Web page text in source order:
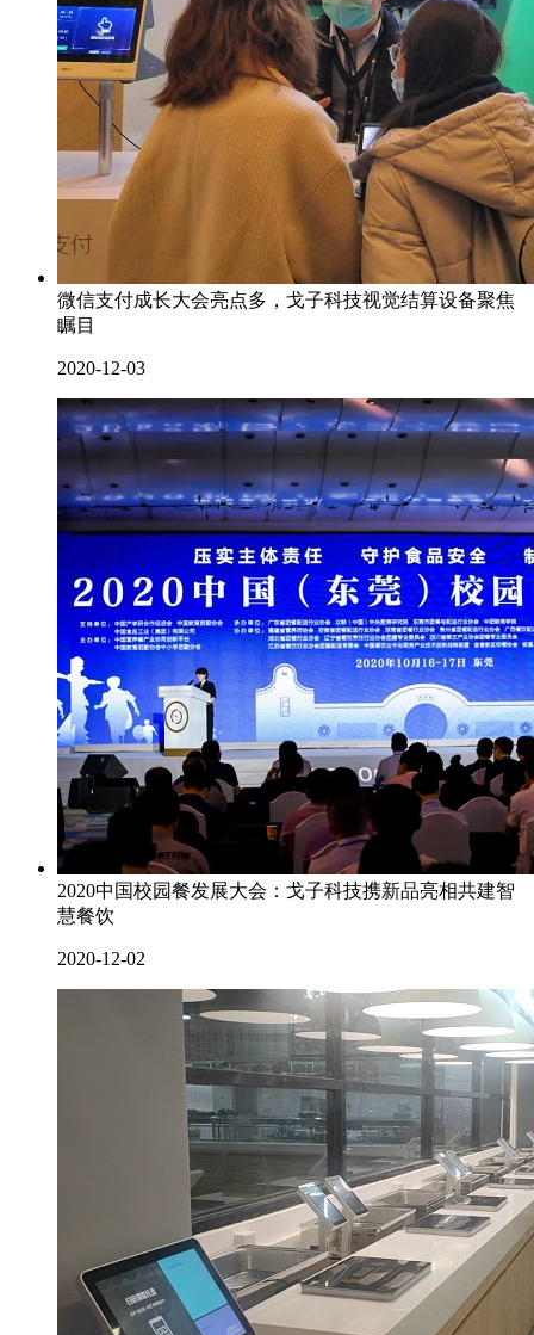
微信支付成长大会亮点多，戈子科技视觉结算设备聚焦
瞩目
2020-12-03
2020中国校园餐发展大会：戈子科技携新品亮相共建智
慧餐饮
2020-12-02